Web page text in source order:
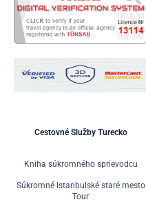
Cestovné Služby Turecko
Kniha súkromného sprievodcu
Súkromné Istanbulské staré mesto
Tour